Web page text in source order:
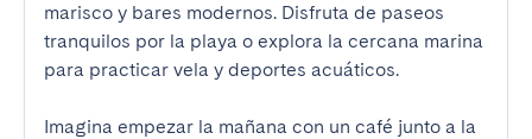
marisco y bares modernos. Disfruta de paseos
tranquilos por la playa o explora la cercana marina
para practicar vela y deportes acuáticos.
Imagina empezar la mañana con un café junto a la